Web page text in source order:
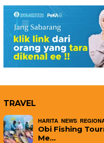
TRAVEL
HARITA NEWS
Obi Fishing
Me…